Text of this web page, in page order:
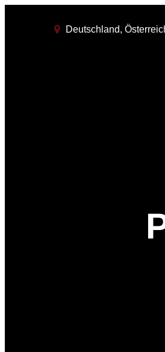
Deutschland,